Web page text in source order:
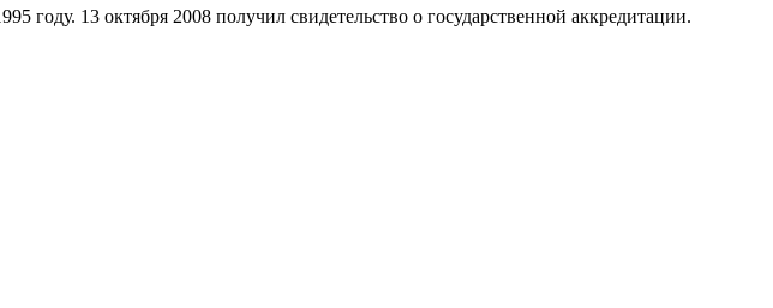
году. 13 октября 2008 получил свидетельство о государственной аккредитации.